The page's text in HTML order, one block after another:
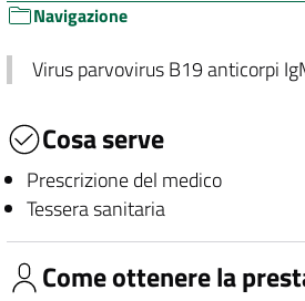
Navigazione
Virus parvovirus B19 anticorpi
Cosa serve
Prescrizione del medico
Tessera sanitaria
Come ottenere la